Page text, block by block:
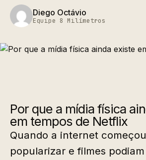
Diego Octávio
Equipe 8 Milímetros
Por que a mídia física
em tempos de Netflix
Quando a internet
popularizar e filmes